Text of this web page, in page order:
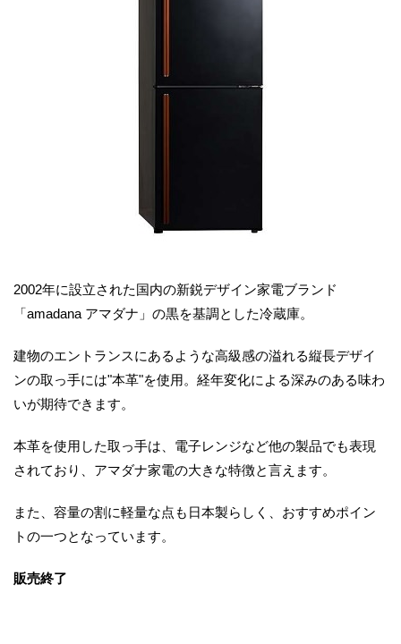
2002年に設立された国内の新鋭デザイン家電ブランド
「amadana アマダナ」の黒を基調とした冷蔵庫。
建物のエントランスにあるような高級感の溢れる縦長デザイ
ンの取っ手には"本革"を使用。経年変化による深みのある味わ
いが期待できます。
本革を使用した取っ手は、電子レンジなど他の製品でも表現
されており、アマダナ家電の大きな特徴と言えます。
また、容量の割に軽量な点も日本製らしく、おすすめポイン
トの一つとなっています。
販売終了